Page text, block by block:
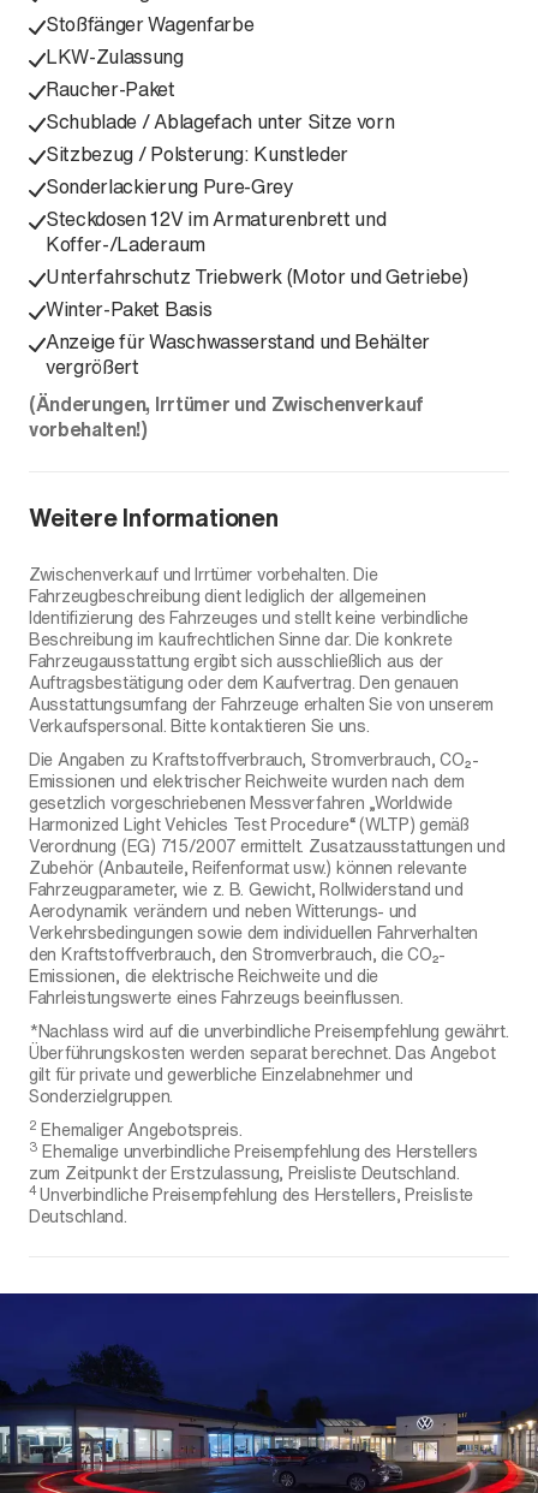
Stoßfänger Wagenfarbe
LKW-Zulassung
Raucher-Paket
Schublade / Ablagefach unter Sitze vorn
Sitzbezug / Polsterung: Kunstleder
Sonderlackierung Pure-Grey
Steckdosen 12V im Armaturenbrett und
Koffer-/Laderaum
Unterfahrschutz Triebwerk (Motor und Getriebe)
Winter-Paket Basis
Anzeige für Waschwasserstand und Behälter
vergrößert
(Änderungen, Irrtümer und Zwischenverkauf
vorbehalten!)
Weitere Informationen
Zwischenverkauf und Irrtümer vorbehalten. Die
Fahrzeugbeschreibung dient lediglich der allgemeinen
Identifizierung des Fahrzeuges und stellt keine verbindliche
Beschreibung im kaufrechtlichen Sinne dar. Die konkrete
Fahrzeugausstattung ergibt sich ausschließlich aus der
Auftragsbestätigung oder dem Kaufvertrag. Den genauen
Ausstattungsumfang der Fahrzeuge erhalten Sie von unserem
Verkaufspersonal. Bitte kontaktieren Sie uns.
Die Angaben zu Kraftstoffverbrauch, Stromverbrauch, CO₂-
Emissionen und elektrischer Reichweite wurden nach dem
gesetzlich vorgeschriebenen Messverfahren „Worldwide
Harmonized Light Vehicles Test Procedure“ (WLTP) gemäß
Verordnung (EG) 715/2007 ermittelt. Zusatzausstattungen und
Zubehör (Anbauteile, Reifenformat usw.) können relevante
Fahrzeugparameter, wie z. B. Gewicht, Rollwiderstand und
Aerodynamik verändern und neben Witterungs- und
Verkehrsbedingungen sowie dem individuellen Fahrverhalten
den Kraftstoffverbrauch, den Stromverbrauch, die CO₂-
Emissionen, die elektrische Reichweite und die
Fahrleistungswerte eines Fahrzeugs beeinflussen.
*Nachlass wird auf die unverbindliche Preisempfehlung gewährt.
Überführungskosten werden separat berechnet. Das Angebot
gilt für private und gewerbliche Einzelabnehmer und
Sonderzielgruppen.
2 Ehemaliger Angebotspreis.
3 Ehemalige unverbindliche Preisempfehlung des Herstellers
zum Zeitpunkt der Erstzulassung, Preisliste Deutschland.
4Unverbindliche Preisempfehlung des Herstellers, Preisliste
Deutschland.